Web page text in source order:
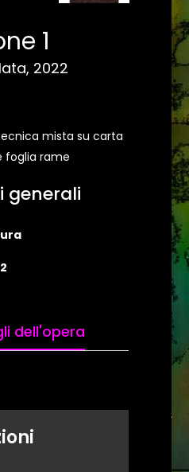
1
2022
mista su carta
foglia rame
generali
dell'opera